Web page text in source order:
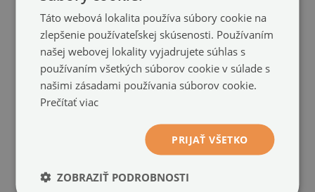
Vnútorná roleta na okno
blesk(#rwz-00030901)
veľkosť: 50x50 cm
Zatemňovacia roleta
s motívom listov papradia
(#rwz-00030890)
Táto webová lokalita používa súbory cookie na
zlepšenie používateľskej skúsenosti. Používaním
našej webovej lokality vyjadrujete súhlas s
používaním všetkých súborov cookie v súlade s
našimi zásadami používania súborov cookie.
Prečítať viac
PRIJAŤ VŠETKO
ZOBRAZIŤ PODROBNOSTI